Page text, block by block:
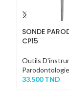
SONDE
CP15
Outils
Parodontologie
33.500TND